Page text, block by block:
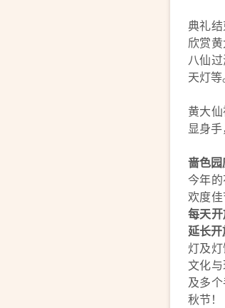
典礼
欣赏
八仙
天灯
黄大
显身手
啬色
今年
欢度
每天
延长开
灯及
文化
及多
秋节！